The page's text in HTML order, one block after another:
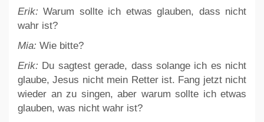
Erik: Warum sollte ich etwas glauben, dass nicht
wahr ist?
Mia: Wie bitte?
Erik: Du sagtest gerade, dass solange ich es nicht
glaube, Jesus nicht mein Retter ist. Fang jetzt nicht
wieder an zu singen, aber warum sollte ich etwas
glauben, was nicht wahr ist?